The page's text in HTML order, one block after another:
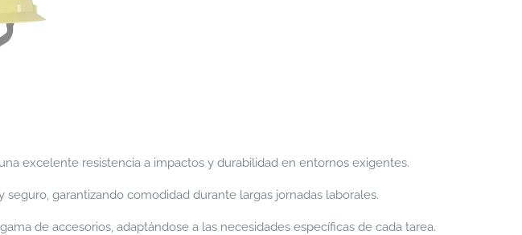
excelente resistencia a impactos y durabilidad en entornos exigentes.
garantizando comodidad durante largas jornadas laborales.
de accesorios, adaptándose a las necesidades específicas de cada tarea.